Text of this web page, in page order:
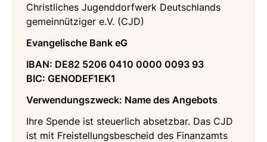
Christliches Jugenddorfwerk Deutschlands
gemeinnütziger e.V. (CJD)
Evangelische Bank eG
IBAN: DE82 5206 0410 0000 0093 93
BIC: GENODEF1EK1
Verwendungszweck: Name des Angebots
Ihre Spende ist steuerlich absetzbar. Das CJD
ist mit Freistellungsbescheid des Finanzamts